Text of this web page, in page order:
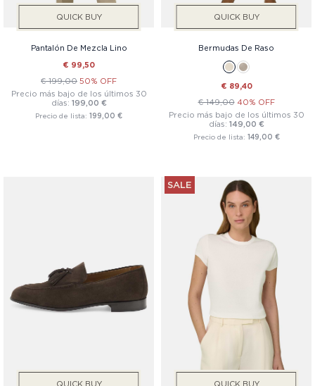
QUICK BUY
Pantalón De Mezcla Lino
€ 99,50
€ 199,00 50% OFF
Precio más bajo de los últimos 30
días: 199,00 €
Precio de lista: 199,00 €
QUICK BUY
Bermudas De Raso
€ 89,40
€ 149,00 40% OFF
Precio más bajo de los últimos 30
días: 149,00 €
Precio de lista: 149,00 €
QUICK BUY
SALE
QUICK BUY